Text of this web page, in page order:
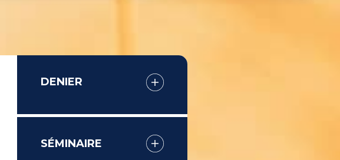
DENIER
SÉMINAIRE